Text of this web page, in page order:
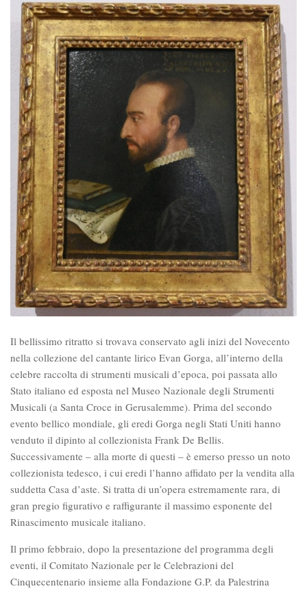
Il bellissimo ritratto si trovava conservato agli inizi del Novecento
nella collezione del cantante lirico Evan Gorga, all’interno della
celebre raccolta di strumenti musicali d’epoca, poi passata allo
Stato italiano ed esposta nel Museo Nazionale degli Strumenti
Musicali (a Santa Croce in Gerusalemme). Prima del secondo
evento bellico mondiale, gli eredi Gorga negli Stati Uniti hanno
venduto il dipinto al collezionista Frank De Bellis.
Successivamente – alla morte di questi – è emerso presso un noto
collezionista tedesco, i cui eredi l’hanno affidato per la vendita alla
suddetta Casa d’aste. Si tratta di un’opera estremamente rara, di
gran pregio figurativo e raffigurante il massimo esponente del
Rinascimento musicale italiano.
Il primo febbraio, dopo la presentazione del programma degli
eventi, il Comitato Nazionale per le Celebrazioni del
Cinquecentenario insieme alla Fondazione G.P. da Palestrina